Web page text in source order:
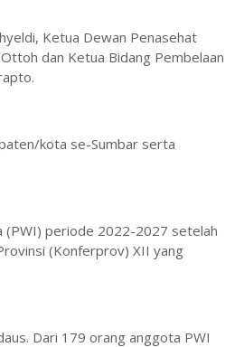
Ketua Dewan Penasehat
dan Ketua Bidang Pembelaan
kota se-Sumbar serta
(PWI) periode 2022-2027 setelah
(Konferprov) XII yang
Dari 179 orang anggota PWI